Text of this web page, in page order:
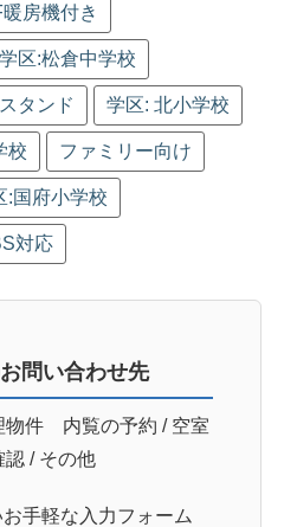
房機付き
学区:松倉中学校
タンド 学区: 北小学校
校 ファミリー向け
:国府小学校
対応
問い合わせ先
物件 内覧の予約 / 空室
認 / その他
手軽な入力フォーム